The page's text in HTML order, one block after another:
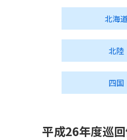
北海
北陸
四国
平成26年度巡回